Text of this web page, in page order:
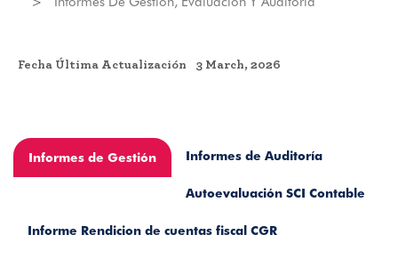
Fecha Última Actualización 3 March, 2026
Informes de Gestión Informes de Auditoría
Autoevaluación SCI Contable
Informe Rendicion de cuentas fiscal CGR